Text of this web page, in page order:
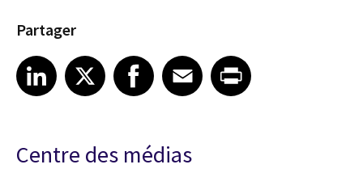
Partager
Share article on LinkedIn
LinkedIn
Share article on XShare article on Facebook
Facebook
Share article on Email
EmailShare article on Print
Centre des médias